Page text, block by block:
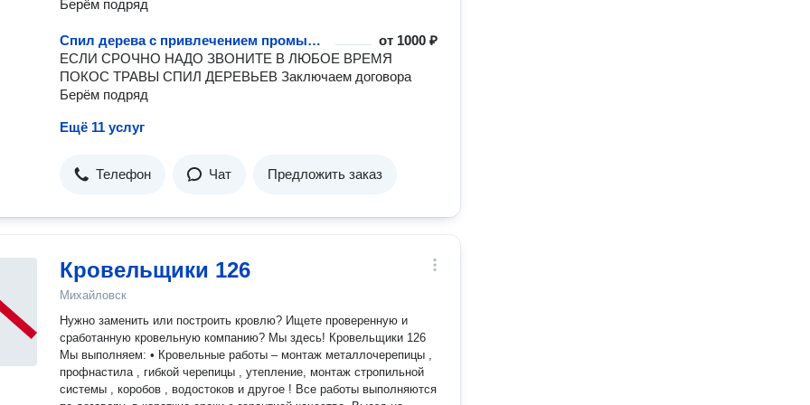
Берём подряд
Спил дерева с привлечением промышленного альпиниста – 18 вариантов от 1000 ₽
ЕСЛИ СРОЧНО НАДО ЗВОНИТЕ В ЛЮБОЕ ВРЕМЯ
ПОКОС ТРАВЫ СПИЛ ДЕРЕВЬЕВ Заключаем договора
Берём подряд
Ещё 11 услуг
Телефон Чат Предложить заказ
Кровельщики 126
Михайловск
Нужно заменить или построить кровлю? Ищете проверенную и
сработанную кровельную компанию? Мы здесь! Кровельщики 126
Мы выполняем: • Кровельные работы – монтаж металлочерепицы ,
профнастила , гибкой черепицы , утепление, монтаж стропильной
системы , коробов , водостоков и другое ! Все работы выполняются